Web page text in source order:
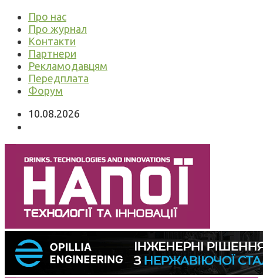
Про нас
Про журнал
Контакти
Партнери
Рекламодавцям
Передплата
Форум
10.08.2026